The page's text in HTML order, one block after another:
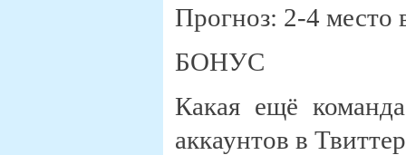
Прогноз: 2-4 место
БОНУС
Какая ещё
аккаунтов в